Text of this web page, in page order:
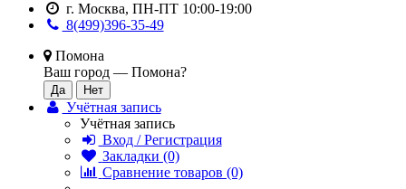
г. Москва, ПН-ПТ 10:00-19:00
8(499)396-35-49
Помона
Ваш город — Помона?
Учётная запись
Учётная запись
Вход / Регистрация
Закладки (0)
Сравнение товаров (0)